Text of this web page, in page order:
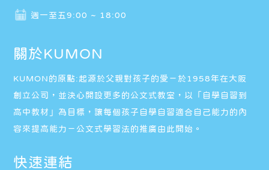
週一至五9:00 ~ 18:00
關於KUMON
KUMON的原點:起源於父親對孩子的愛－於1958年在大阪
創立公司，並決心開設更多的公文式教室，以「自學自習到
高中教材」為目標，讓每個孩子自學自習適合自己能力的內
容來提高能力－公文式學習法的推廣由此開始。
快速連結